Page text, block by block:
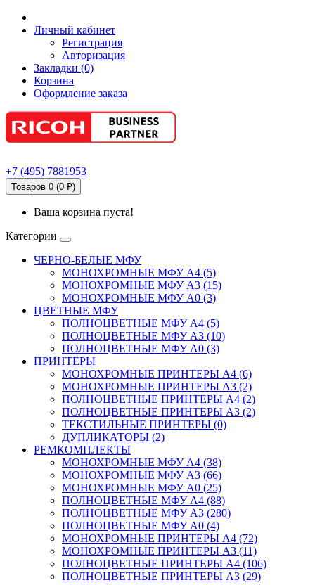
Личный кабинет
Регистрация
Авторизация
Закладки (0)
Корзина
Оформление заказа
+7 (495) 7881953
Товаров 0 (0 ₽)
Ваша корзина пуста!
Категории
ЧЕРНО-БЕЛЫЕ МФУ
МОНОХРОМНЫЕ МФУ А4 (5)
МОНОХРОМНЫЕ МФУ А3 (15)
МОНОХРОМНЫЕ МФУ А0 (3)
ЦВЕТНЫЕ МФУ
ПОЛНОЦВЕТНЫЕ МФУ А4 (5)
ПОЛНОЦВЕТНЫЕ МФУ А3 (10)
ПОЛНОЦВЕТНЫЕ МФУ А0 (3)
ПРИНТЕРЫ
МОНОХРОМНЫЕ ПРИНТЕРЫ А4 (6)
МОНОХРОМНЫЕ ПРИНТЕРЫ А3 (2)
ПОЛНОЦВЕТНЫЕ ПРИНТЕРЫ А4 (2)
ПОЛНОЦВЕТНЫЕ ПРИНТЕРЫ А3 (2)
ТЕКСТИЛЬНЫЕ ПРИНТЕРЫ (0)
ДУПЛИКАТОРЫ (2)
РЕМКОМПЛЕКТЫ
МОНОХРОМНЫЕ МФУ А4 (38)
МОНОХРОМНЫЕ МФУ А3 (66)
МОНОХРОМНЫЕ МФУ А0 (25)
ПОЛНОЦВЕТНЫЕ МФУ А4 (88)
ПОЛНОЦВЕТНЫЕ МФУ А3 (280)
ПОЛНОЦВЕТНЫЕ МФУ А0 (4)
МОНОХРОМНЫЕ ПРИНТЕРЫ А4 (72)
МОНОХРОМНЫЕ ПРИНТЕРЫ А3 (11)
ПОЛНОЦВЕТНЫЕ ПРИНТЕРЫ А4 (106)
ПОЛНОЦВЕТНЫЕ ПРИНТЕРЫ А3 (29)